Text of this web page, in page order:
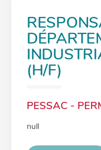
(H/F)
PESSAC -
null